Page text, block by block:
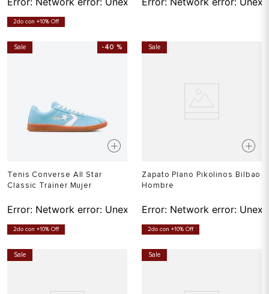
2do con +10% Off
Sale -40 %
Tenis Converse All Star
Classic Trainer Mujer
Error: Network error: Unexpected token T in JSON at
2do con +10% Off
Sale
Zapato Plano Pikolinos Bilbao
Hombre
Error: Network error:
2do con +10% Off
Sale Sale